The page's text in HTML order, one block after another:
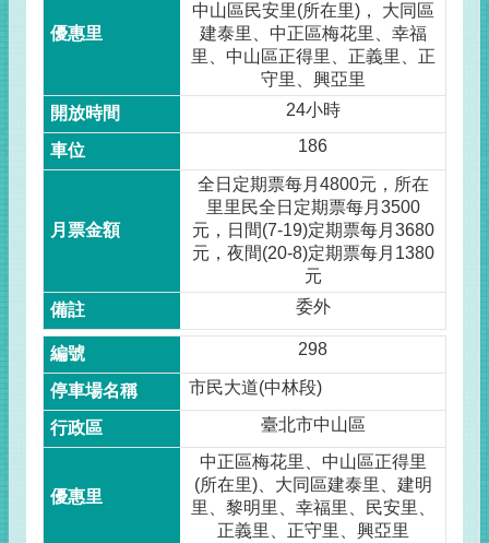
中山區民安里(所在里)， 大同區
建泰里、中正區梅花里、幸福
里、中山區正得里、正義里、正
守里、興亞里
24小時
186
全日定期票每月4800元，所在
里里民全日定期票每月3500
元，日間(7-19)定期票每月3680
元，夜間(20-8)定期票每月1380
元
委外
298
市民大道(中林段)
臺北市中山區
中正區梅花里、中山區正得里
(所在里)、大同區建泰里、建明
里、黎明里、幸福里、民安里、
正義里、正守里、興亞里